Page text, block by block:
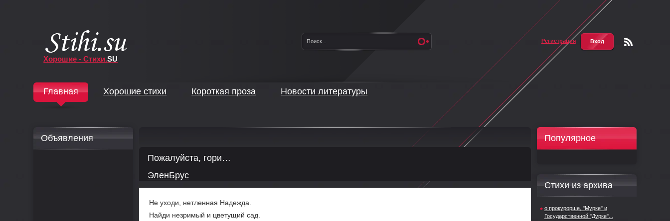
Хорошие - Стихи.SU
Регистрация Вход
Главная Хорошие стихи Короткая проза Новости литературы
Пожалуйста, гори…
ЭленБрус
Не уходи, нетленная Надежда.
Найди незримый и цветущий сад.
Популярное
Стихи из архива
о прокурорше, "Мурке" и
Государственной "Дурке"...
Объявления